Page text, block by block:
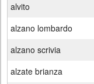
alvito
alzano lombardo
alzano scrivia
alzate brianza